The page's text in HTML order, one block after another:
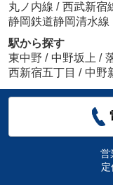
丸ノ内線 / 西武新宿
静岡鉄道静岡清水線
駅から探す
東中野 / 中野坂上 /
西新宿五丁目 / 中野
営
定